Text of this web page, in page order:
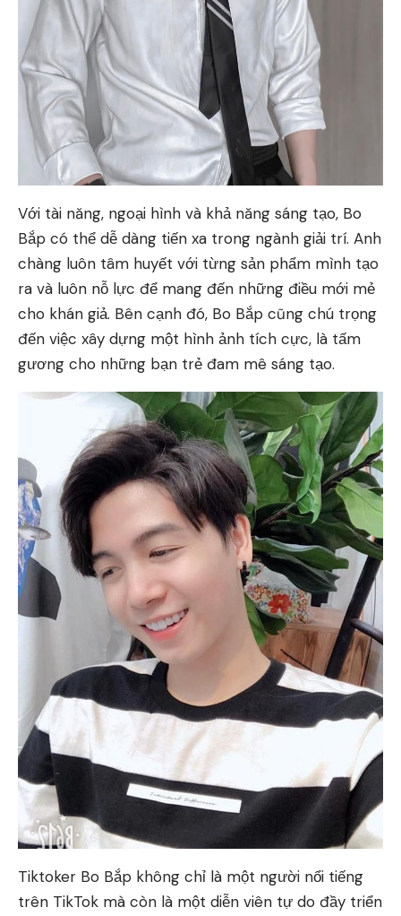
Với tài năng, ngoại hình và khả năng sáng tạo, Bo
Bắp có thể dễ dàng tiến xa trong ngành giải trí. Anh
chàng luôn tâm huyết với từng sản phẩm mình tạo
ra và luôn nỗ lực để mang đến những điều mới mẻ
cho khán giả. Bên cạnh đó, Bo Bắp cũng chú trọng
đến việc xây dựng một hình ảnh tích cực, là tấm
gương cho những bạn trẻ đam mê sáng tạo.
Tiktoker Bo Bắp không chỉ là một người nổi tiếng
trên TikTok mà còn là một diễn viên tự do đầy triển